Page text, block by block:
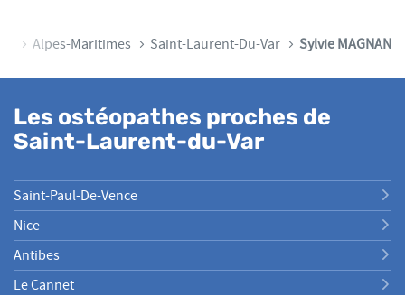
Alpes-Maritimes Saint-Laurent-Du-Var Sylvie MAGNAN
Les ostéopathes proches de
Saint-Laurent-du-Var
Saint-Paul-De-Vence
Nice
Antibes
Le Cannet